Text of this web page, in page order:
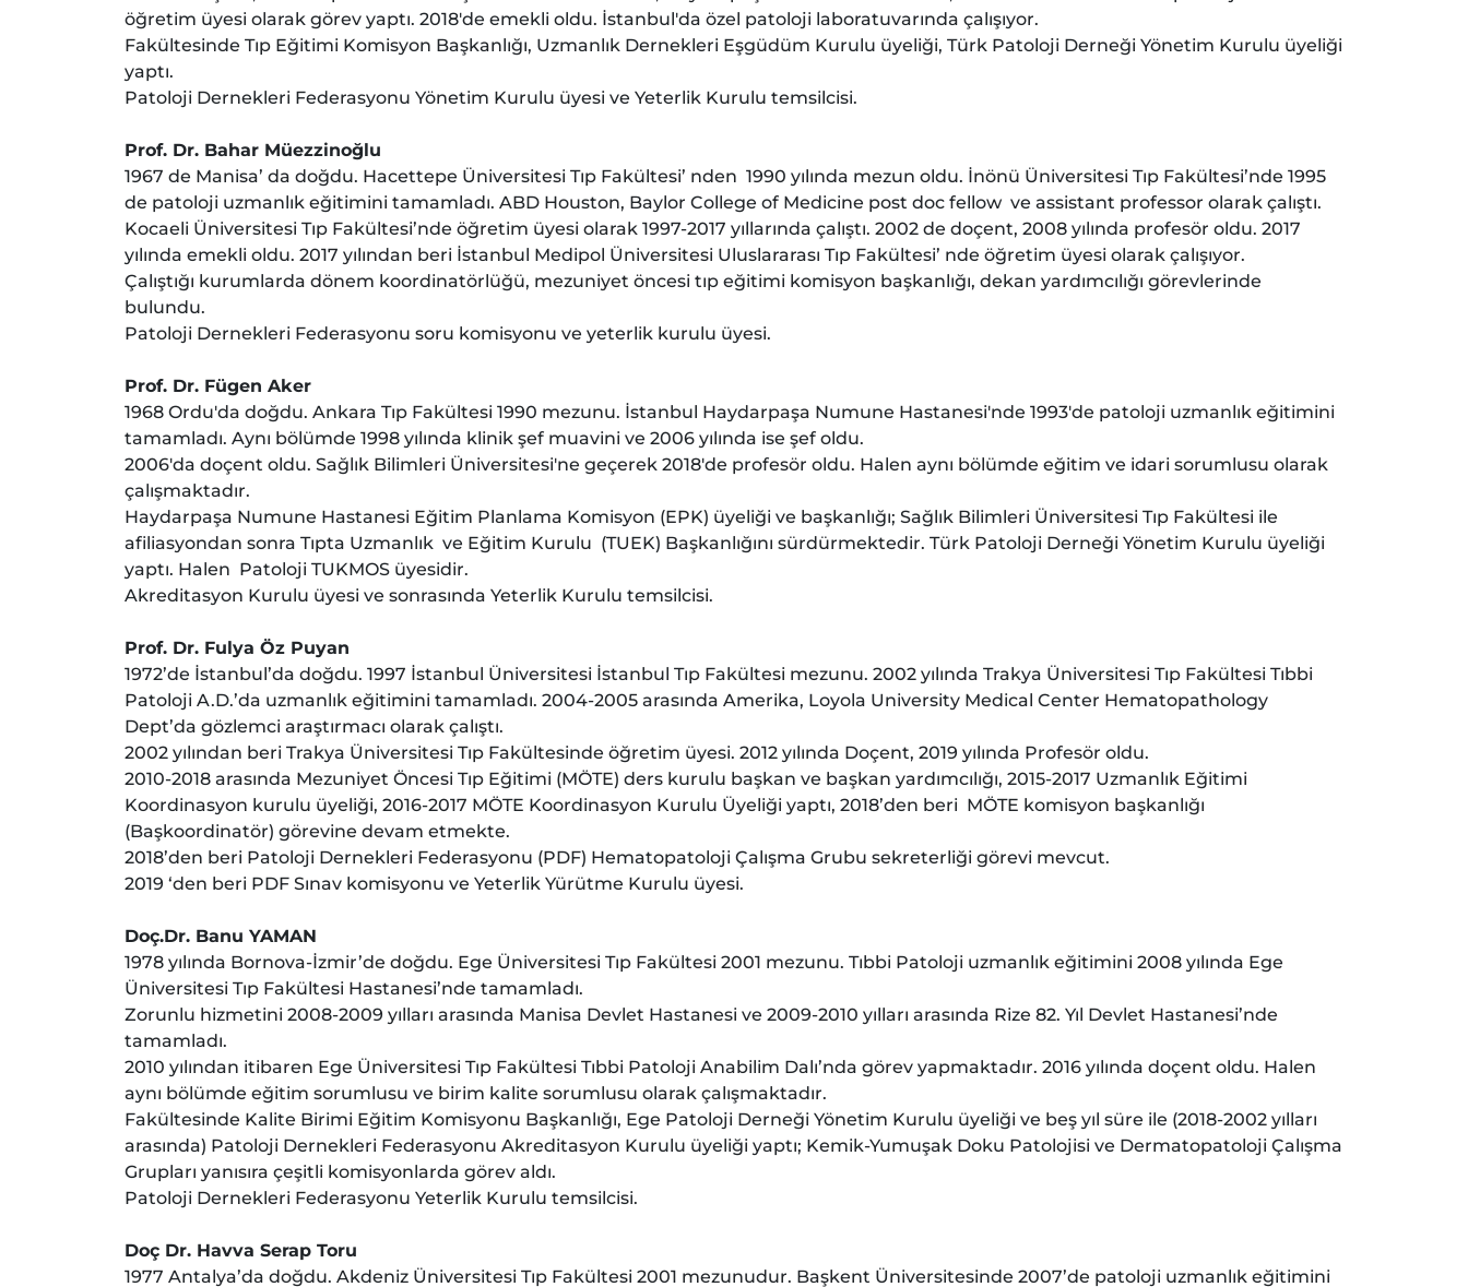
öğretim üyesi olarak görev yaptı. 2018'de emekli oldu. İstanbul'da özel patoloji laboratuvarında çalışıyor.
Fakültesinde Tıp Eğitimi Komisyon Başkanlığı, Uzmanlık Dernekleri Eşgüdüm Kurulu üyeliği, Türk Patoloji Derneği Yönetim Kurulu üyeliği
yaptı.
Patoloji Dernekleri Federasyonu Yönetim Kurulu üyesi ve Yeterlik Kurulu temsilcisi.
Prof. Dr. Bahar Müezzinoğlu
1967 de Manisa’ da doğdu. Hacettepe Üniversitesi Tıp Fakültesi’ nden 1990 yılında mezun oldu. İnönü Üniversitesi Tıp Fakültesi’nde 1995
de patoloji uzmanlık eğitimini tamamladı. ABD Houston, Baylor College of Medicine post doc fellow ve assistant professor olarak çalıştı.
Kocaeli Üniversitesi Tıp Fakültesi’nde öğretim üyesi olarak 1997-2017 yıllarında çalıştı. 2002 de doçent, 2008 yılında profesör oldu. 2017
yılında emekli oldu. 2017 yılından beri İstanbul Medipol Üniversitesi Uluslararası Tıp Fakültesi’ nde öğretim üyesi olarak çalışıyor.
Çalıştığı kurumlarda dönem koordinatörlüğü, mezuniyet öncesi tıp eğitimi komisyon başkanlığı, dekan yardımcılığı görevlerinde
bulundu.
Patoloji Dernekleri Federasyonu soru komisyonu ve yeterlik kurulu üyesi.
Prof. Dr. Fügen Aker
1968 Ordu'da doğdu. Ankara Tıp Fakültesi 1990 mezunu. İstanbul Haydarpaşa Numune Hastanesi'nde 1993'de patoloji uzmanlık eğitimini
tamamladı. Aynı bölümde 1998 yılında klinik şef muavini ve 2006 yılında ise şef oldu.
2006'da doçent oldu. Sağlık Bilimleri Üniversitesi'ne geçerek 2018'de profesör oldu. Halen aynı bölümde eğitim ve idari sorumlusu olarak
çalışmaktadır.
Haydarpaşa Numune Hastanesi Eğitim Planlama Komisyon (EPK) üyeliği ve başkanlığı; Sağlık Bilimleri Üniversitesi Tıp Fakültesi ile
afiliasyondan sonra Tıpta Uzmanlık ve Eğitim Kurulu (TUEK) Başkanlığını sürdürmektedir. Türk Patoloji Derneği Yönetim Kurulu üyeliği
yaptı. Halen Patoloji TUKMOS üyesidir.
Akreditasyon Kurulu üyesi ve sonrasında Yeterlik Kurulu temsilcisi.
Prof. Dr. Fulya Öz Puyan
1972’de İstanbul’da doğdu. 1997 İstanbul Üniversitesi İstanbul Tıp Fakültesi mezunu. 2002 yılında Trakya Üniversitesi Tıp Fakültesi Tıbbi
Patoloji A.D.’da uzmanlık eğitimini tamamladı. 2004-2005 arasında Amerika, Loyola University Medical Center Hematopathology
Dept’da gözlemci araştırmacı olarak çalıştı.
2002 yılından beri Trakya Üniversitesi Tıp Fakültesinde öğretim üyesi. 2012 yılında Doçent, 2019 yılında Profesör oldu.
2010-2018 arasında Mezuniyet Öncesi Tıp Eğitimi (MÖTE) ders kurulu başkan ve başkan yardımcılığı, 2015-2017 Uzmanlık Eğitimi
Koordinasyon kurulu üyeliği, 2016-2017 MÖTE Koordinasyon Kurulu Üyeliği yaptı, 2018’den beri MÖTE komisyon başkanlığı
(Başkoordinatör) görevine devam etmekte.
2018’den beri Patoloji Dernekleri Federasyonu (PDF) Hematopatoloji Çalışma Grubu sekreterliği görevi mevcut.
2019 ‘den beri PDF Sınav komisyonu ve Yeterlik Yürütme Kurulu üyesi.
Doç.Dr. Banu YAMAN
1978 yılında Bornova-İzmir’de doğdu. Ege Üniversitesi Tıp Fakültesi 2001 mezunu. Tıbbi Patoloji uzmanlık eğitimini 2008 yılında Ege
Üniversitesi Tıp Fakültesi Hastanesi’nde tamamladı.
Zorunlu hizmetini 2008-2009 yılları arasında Manisa Devlet Hastanesi ve 2009-2010 yılları arasında Rize 82. Yıl Devlet Hastanesi’nde
tamamladı.
2010 yılından itibaren Ege Üniversitesi Tıp Fakültesi Tıbbi Patoloji Anabilim Dalı’nda görev yapmaktadır. 2016 yılında doçent oldu. Halen
aynı bölümde eğitim sorumlusu ve birim kalite sorumlusu olarak çalışmaktadır.
Fakültesinde Kalite Birimi Eğitim Komisyonu Başkanlığı, Ege Patoloji Derneği Yönetim Kurulu üyeliği ve beş yıl süre ile (2018-2002 yılları
arasında) Patoloji Dernekleri Federasyonu Akreditasyon Kurulu üyeliği yaptı; Kemik-Yumuşak Doku Patolojisi ve Dermatopatoloji Çalışma
Grupları yanısıra çeşitli komisyonlarda görev aldı.
Patoloji Dernekleri Federasyonu Yeterlik Kurulu temsilcisi.
Doç Dr. Havva Serap Toru
1977 Antalya’da doğdu. Akdeniz Üniversitesi Tıp Fakültesi 2001 mezunudur. Başkent Üniversitesinde 2007’de patoloji uzmanlık eğitimini